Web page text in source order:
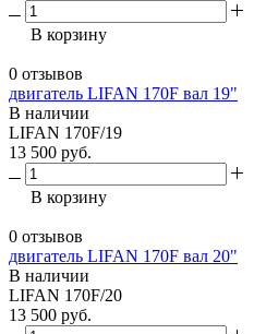
В корзину
0 отзывов
двигатель LIFAN 170F вал 19"
В наличии
LIFAN 170F/19
13 500 руб.
В корзину
0 отзывов
двигатель LIFAN 170F вал 20"
В наличии
LIFAN 170F/20
13 500 руб.